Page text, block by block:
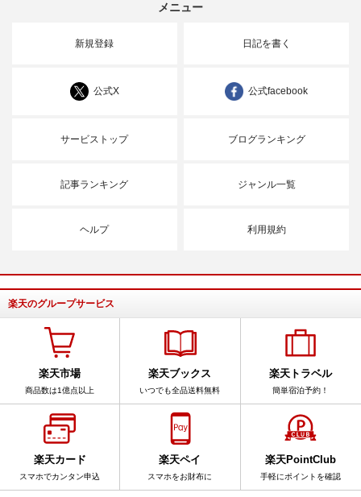
メニュー
新規登録 日記を書く
公式X 公式facebook
サービストップ ブログランキング
記事ランキング ジャンル一覧
ヘルプ 利用規約
楽天のグループサービス
楽天市場
商品数は1億点以上
楽天ブックス
いつでも全品送料無料
楽天トラベル
簡単宿泊予約！
楽天カード
スマホでカンタン申込
楽天ペイ
スマホをお財布に
楽天PointClub
手軽にポイントを確認